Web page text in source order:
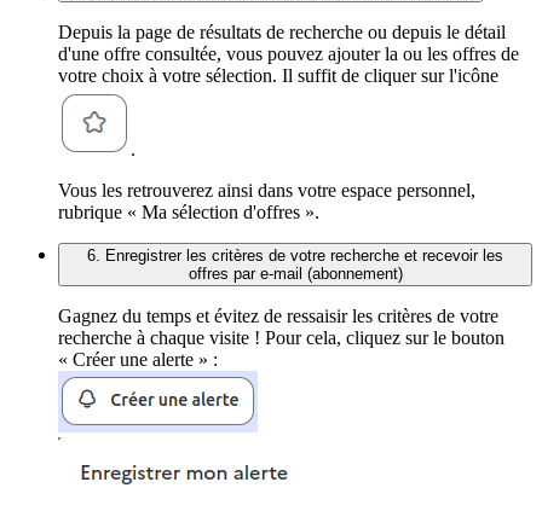
Depuis la page de résultats de recherche ou depuis le détail
d'une offre consultée, vous pouvez ajouter la ou les offres de
votre choix à votre sélection. Il suffit de cliquer sur l'icône
.
Vous les retrouverez ainsi dans votre espace personnel,
rubrique « Ma sélection d'offres ».
6. Enregistrer les critères de votre recherche et recevoir les
offres par e-mail (abonnement)
Gagnez du temps et évitez de ressaisir les critères de votre
recherche à chaque visite ! Pour cela, cliquez sur le bouton
« Créer une alerte » :